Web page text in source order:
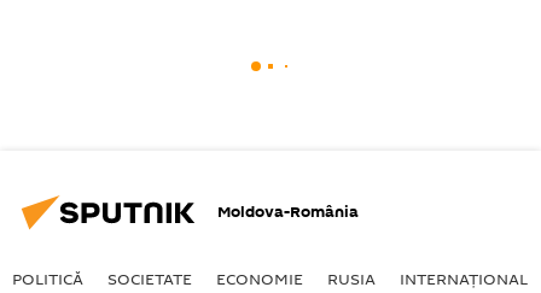
Moldova-România
POLITICĂ SOCIETATE ECONOMIE RUSIA INTERNAŢIONAL